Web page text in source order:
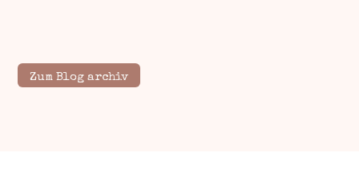
Zum Blog archiv